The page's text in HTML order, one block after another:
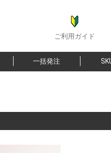
ご利用ガイド
一括発注